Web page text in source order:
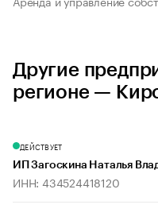
Другие
регионе —
ДЕЙСТВУЕТ
ИП Загоскина Наталья
ИНН: 434524418120